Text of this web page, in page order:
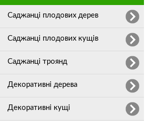
Cаджанці плодових дерев
Саджанці плодових кущів
Саджанці троянд
Декоративні дерева
Декоративні кущі